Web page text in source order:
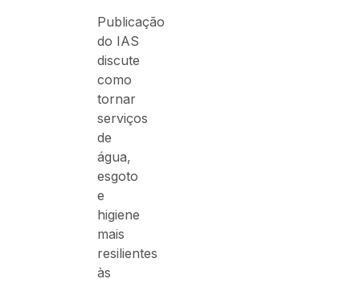
Publicação
do IAS
discute
como
tornar
serviços
de
água,
esgoto
e
higiene
mais
resilientes
às